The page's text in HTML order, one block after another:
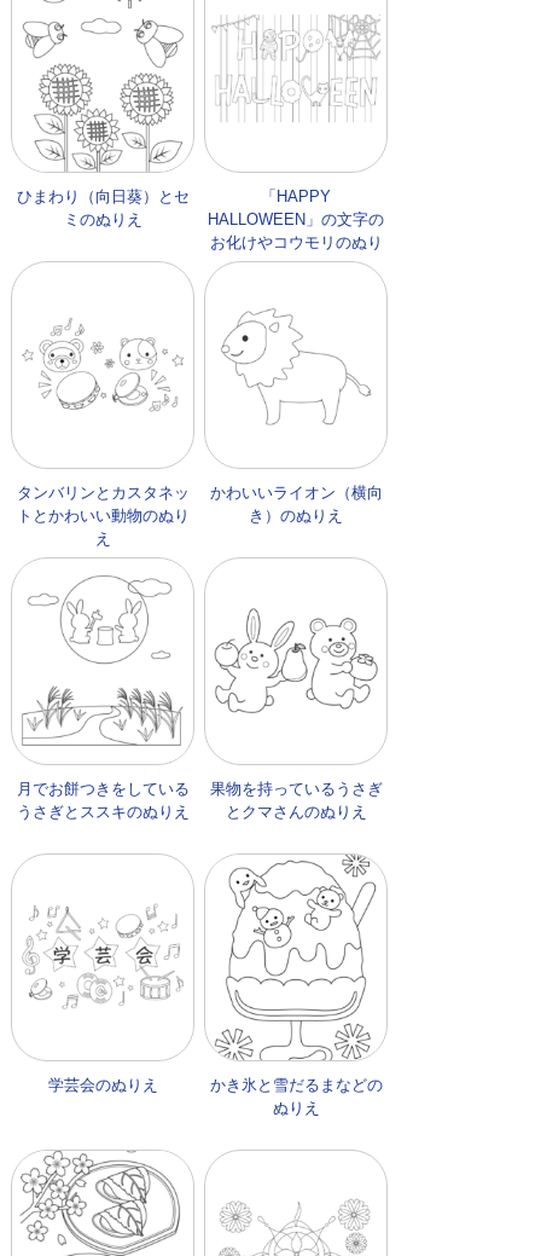
ひまわり（向日葵）とセ
ミのぬりえ
「HAPPY
HALLOWEEN」の文字の
お化けやコウモリのぬり
え
タンバリンとカスタネッ
トとかわいい動物のぬり
え
かわいいライオン（横向
き）のぬりえ
月でお餅つきをしている
うさぎとススキのぬりえ
果物を持っているうさぎ
とクマさんのぬりえ
学芸会のぬりえ
かき氷と雪だるまなどの
ぬりえ